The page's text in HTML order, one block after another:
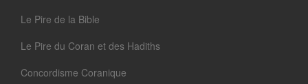
Le Pire de la Bible
Le Pire du Coran et des Hadiths
Concordisme Coranique